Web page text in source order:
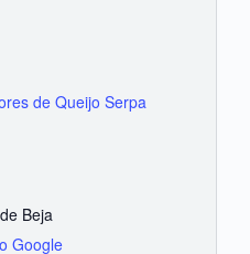
Beja
Google
de Queijo Serpa